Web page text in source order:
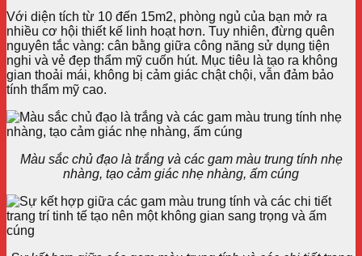
Với diện tích từ 10 đến 15m2, phòng ngủ của bạn mở ra
nhiều cơ hội thiết kế linh hoạt hơn. Tuy nhiên, đừng quên
nguyên tắc vàng: cân bằng giữa công năng sử dụng tiện
nghi và vẻ đẹp thẩm mỹ cuốn hút. Mục tiêu là tạo ra không
gian thoải mái, không bị cảm giác chật chội, vẫn đảm bảo
tính thẩm mỹ cao.
Màu sắc chủ đạo là trắng và các gam màu trung tính nhẹ
nhàng, tạo cảm giác nhẹ nhàng, ấm cúng